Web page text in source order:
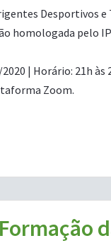
Desportivos e
homologada pelo
| Horário: 21h às
Zoom.